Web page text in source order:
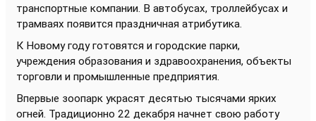
транспортные компании. В автобусах, троллейбусах и
трамваях появится праздничная атрибутика.
К Новому году готовятся и городские парки,
учреждения образования и здравоохранения, объекты
торговли и промышленные предприятия.
Впервые зоопарк украсят десятью тысячами ярких
огней. Традиционно 22 декабря начнет свою работу